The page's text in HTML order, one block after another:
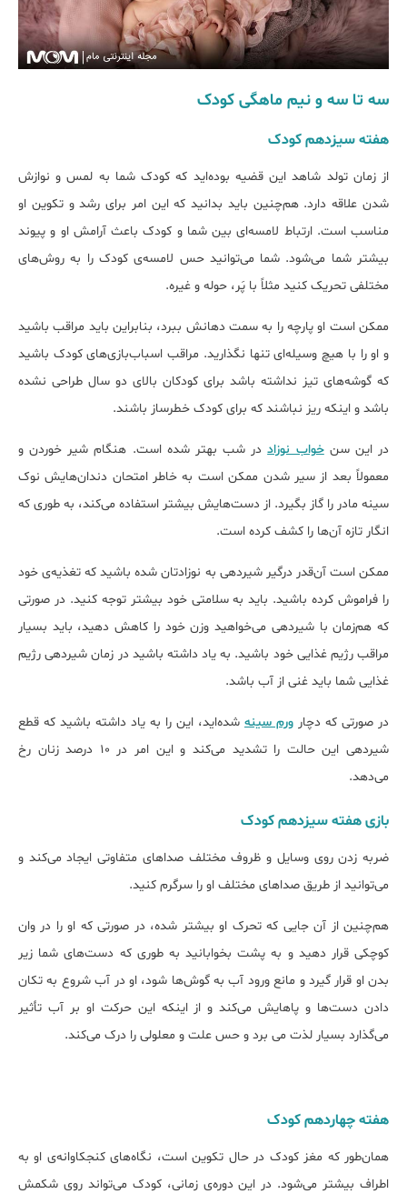
سه تا سه و نیم ماهگی کودک
هفته‌ سیزدهم کودک
از زمان تولد شاهد این قضیه بوده‌اید که کودک شما به لمس و نوازش
شدن علاقه دارد. هم‌چنین باید بدانید که این امر برای رشد و تکوین او
مناسب است. ارتباط لامسه‌ای بین شما و کودک باعث آرامش او و پیوند
بیشتر شما می‌شود. شما می‌توانید حس لامسه‌ی کودک را به روش‌های
مختلفی تحریک کنید مثلاً با پَر، حوله و غیره.
ممکن است او پارچه را به سمت دهانش ببرد، بنابراین باید مراقب باشید
و او را با هیچ وسیله‌ای تنها نگذارید. مراقب اسباب‌بازی‌های کودک باشید
که گوشه‌های تیز نداشته باشد برای کودکان بالای دو سال طراحی نشده
باشد و اینکه ریز نباشند که برای کودک خطرساز باشند.
در این سنخواب نوزاددر شب بهتر شده است. هنگام شیر خوردن و
معمولاً بعد از سیر شدن ممکن است به خاطر امتحان دندان‌هایش نوک
سینه مادر را گاز بگیرد. از دست‌هایش بیشتر استفاده می‌کند، به طوری که
انگار تازه آن‌ها را کشف کرده است.
ممکن است آن‌قدر درگیر شیردهی به نوزادتان شده باشید که تغذیه‌ی خود
را فراموش کرده باشید. باید به سلامتی خود بیشتر توجه کنید. در صورتی
که هم‌زمان با شیردهی می‌خواهید وزن خود را کاهش دهید، باید بسیار
مراقب رژیم غذایی خود باشید. به یاد داشته باشید در زمان شیردهی رژیم
غذایی شما باید غنی از آب باشد.
در صورتی که دچار ورم سینه شده‌اید، این را به یاد داشته باشید که قطع
شیردهی این حالت را تشدید می‌کند و این امر در 10 درصد زنان رخ
می‌دهد.
بازی هفته‌ سیزدهم کودک
ضربه زدن روی وسایل و ظروف مختلف صداهای متفاوتی ایجاد می‌کند و
می‌توانید از طریق صداهای مختلف او را سرگرم کنید.
هم‌چنین از آن جایی که تحرک او بیشتر شده، در صورتی که او را در وان
کوچکی قرار دهید و به پشت بخوابانید به طوری که دست‌های شما زیر
بدن او قرار گیرد و مانع ورود آب به گوش‌ها شود، او در آب شروع به تکان
دادن دست‌ها و پاهایش می‌کند و از اینکه این حرکت او بر آب تأثیر
می‌گذارد بسیار لذت می برد و حس علت و معلولی را درک می‌کند.
هفته‌ چهاردهم کودک
همان‌طور که مغز کودک در حال تکوین است، نگاه‌های کنجکاوانه‌ی او به
اطراف بیشتر می‌شود. در این دوره‌ی زمانی، کودک می‌تواند روی شکمش